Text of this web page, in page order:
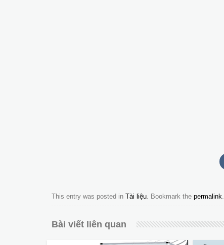
This entry was posted in Tài liệu. Bookmark the permalink.
Bài viết liên quan